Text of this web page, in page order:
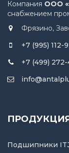
Компания ООО
снабжением
Фрязино,
+7 (995) 112-
+7 (499)
Подшипники